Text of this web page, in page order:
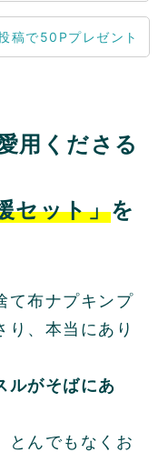
用くださる
セット」を
て布ナプキンプ
り、本当にあり
ルがそばにあ
とんでもなくお